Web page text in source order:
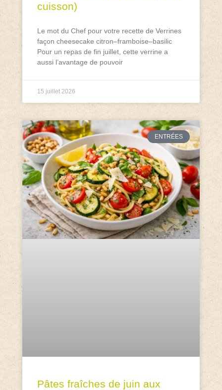
cuisson)
Le mot du Chef pour votre recette de Verrines
façon cheesecake citron–framboise–basilic
Pour un repas de fin juillet, cette verrine a
aussi l’avantage de pouvoir
15 juillet 2026
ENTRÉES
Pâtes fraîches de juin aux